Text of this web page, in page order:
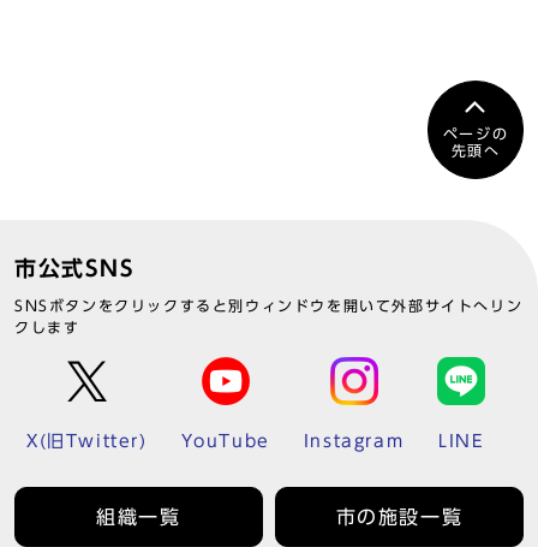
ページの
先頭へ
市公式SNS
SNSボタンをクリックすると別ウィンドウを開いて外部サイトへリン
クします
X(旧Twitter) YouTube Instagram LINE
組織一覧 市の施設一覧